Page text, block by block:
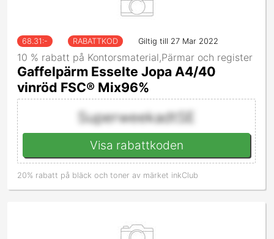
68.31 :- RABATTKOD Giltig till 27 Mar 2022
10 % rabatt på Kontorsmaterial,Pärmar och register
Gaffelpärm Esselte Jopa A4/40
vinröd FSC® Mix96%
SuperweekadtSE
Visa rabattkoden
20% rabatt på bläck och toner av märket inkClub